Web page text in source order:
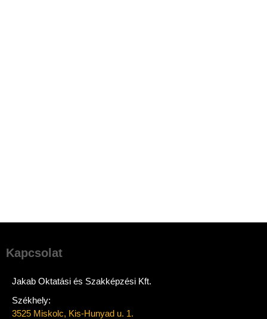
Kapcsolat
Jakab Oktatási és Szakképzési Kft.
Székhely:
3525 Miskolc, Kis-Hunyad u. 1.